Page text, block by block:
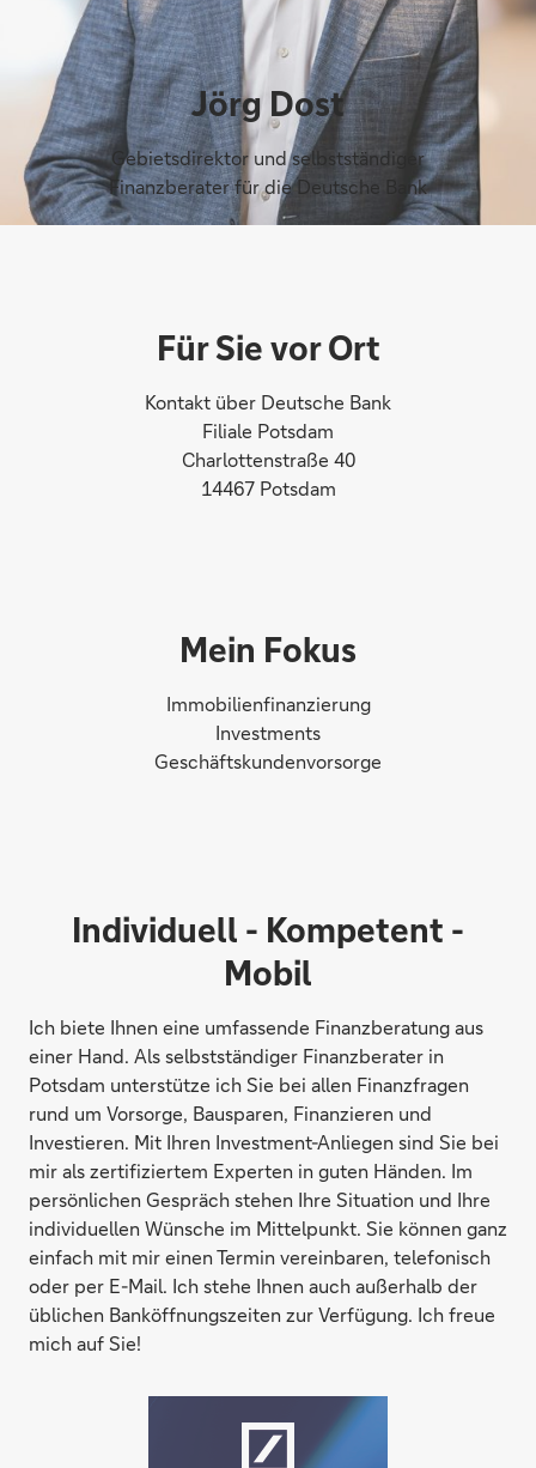
Jörg Dost
Gebietsdirektor und selbstständiger
Finanzberater für die Deutsche Bank
Für Sie vor Ort
Kontakt über Deutsche Bank
Filiale Potsdam
Charlottenstraße 40
14467 Potsdam
Mein Fokus
Immobilienfinanzierung
Investments
Geschäftskundenvorsorge
Individuell - Kompetent -
Mobil
Ich biete Ihnen eine umfassende Finanzberatung aus
einer Hand. Als selbstständiger Finanzberater in
Potsdam unterstütze ich Sie bei allen Finanzfragen
rund um Vorsorge, Bausparen, Finanzieren und
Investieren. Mit Ihren Investment-Anliegen sind Sie bei
mir als zertifiziertem Experten in guten Händen. Im
persönlichen Gespräch stehen Ihre Situation und Ihre
individuellen Wünsche im Mittelpunkt. Sie können ganz
einfach mit mir einen Termin vereinbaren, telefonisch
oder per E-Mail. Ich stehe Ihnen auch außerhalb der
üblichen Banköffnungszeiten zur Verfügung. Ich freue
mich auf Sie!